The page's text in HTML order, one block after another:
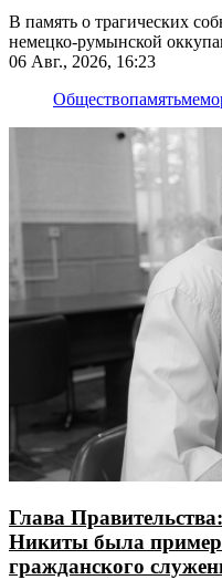
В память о трагических
немецко-румынской
возложения цветов
06 Авг., 2026, 16:23
Обществопамять
Глава
Никиты была
гражданского